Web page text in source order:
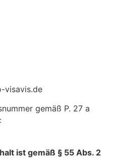
visavis.de
gemäß P. 27 a
ist gemäß § 55 Abs. 2